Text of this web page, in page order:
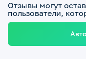
Отзывы могут
пользователи,